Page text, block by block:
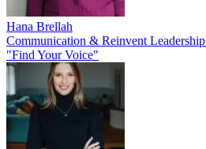
Hana Brellah
Communication & Reinvent
"Find Your Voice"